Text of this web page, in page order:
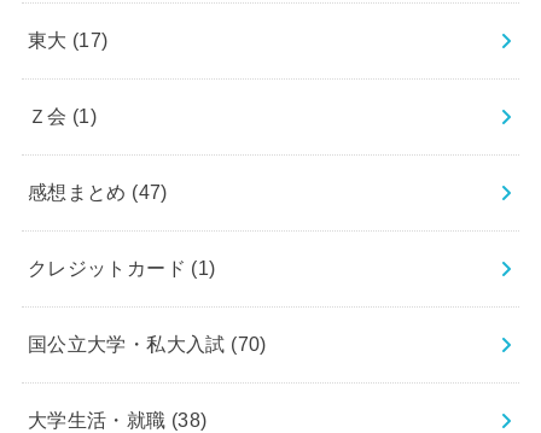
東大 (17)
Ｚ会 (1)
感想まとめ (47)
クレジットカード (1)
国公立大学・私大入試 (70)
大学生活・就職 (38)